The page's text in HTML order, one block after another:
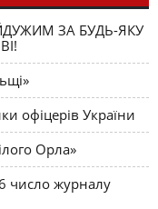
ЗА БУДЬ-ЯКУ
офіцерів України
Орла»
число журналу